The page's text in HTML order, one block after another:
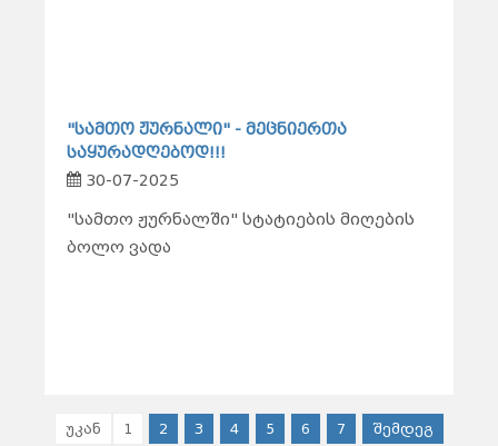
"სამთო ჟურნალი" - მეცნიერთა
საყურადღებოდ!!!
30-07-2025
"სამთო ჟურნალში" სტატიების მიღების
ბოლო ვადა
უკან 1 2 3 4 5 6 7 შემდეგ